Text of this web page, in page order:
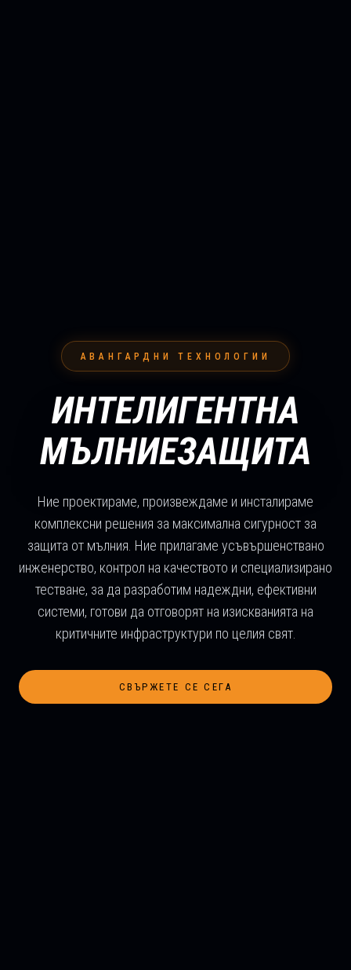
АВАНГАРДНИ ТЕХНОЛОГИИ
ИНТЕЛИГЕНТНА
МЪЛНИЕЗАЩИТА
Ние проектираме, произвеждаме и инсталираме
комплексни решения за максимална сигурност за
защита от мълния. Ние прилагаме усъвършенствано
инженерство, контрол на качеството и специализирано
тестване, за да разработим надеждни, ефективни
системи, готови да отговорят на изискванията на
критичните инфраструктури по целия свят.
СВЪРЖЕТЕ СЕ СЕГА